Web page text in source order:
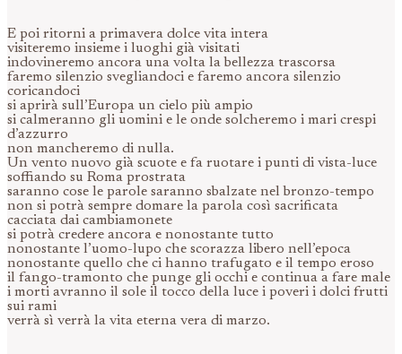
E poi ritorni a primavera dolce vita intera
visiteremo insieme i luoghi già visitati
indovineremo ancora una volta la bellezza trascorsa
faremo silenzio svegliandoci e faremo ancora silenzio
coricandoci
si aprirà sull’Europa un cielo più ampio
si calmeranno gli uomini e le onde solcheremo i mari crespi
d’azzurro
non mancheremo di nulla.
Un vento nuovo già scuote e fa ruotare i punti di vista-luce
soffiando su Roma prostrata
saranno cose le parole saranno sbalzate nel bronzo-tempo
non si potrà sempre domare la parola così sacrificata
cacciata dai cambiamonete
si potrà credere ancora e nonostante tutto
nonostante l’uomo-lupo che scorazza libero nell’epoca
nonostante quello che ci hanno trafugato e il tempo eroso
il fango-tramonto che punge gli occhi e continua a fare male
i morti avranno il sole il tocco della luce i poveri i dolci frutti
sui rami
verrà sì verrà la vita eterna vera di marzo.